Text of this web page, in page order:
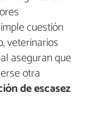
cuestión
veterinarios
aseguran que
otra
de escasez